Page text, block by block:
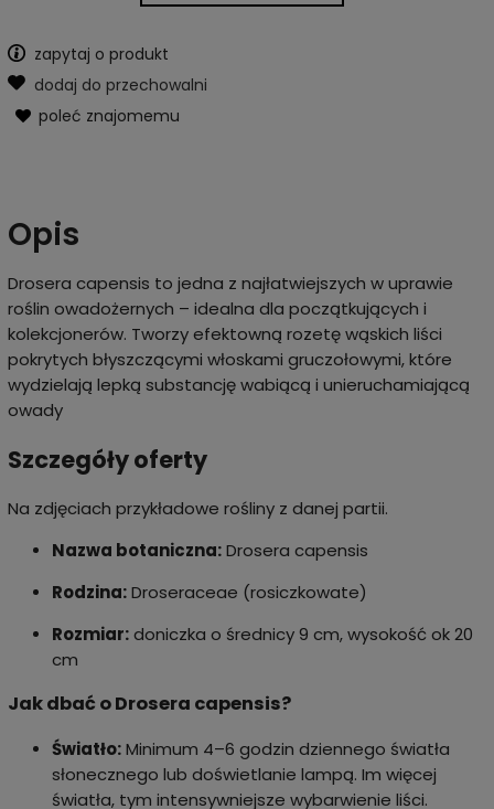
zapytaj o produkt
dodaj do przechowalni
poleć znajomemu
Opis
Drosera capensis to jedna z najłatwiejszych w uprawie
roślin owadożernych – idealna dla początkujących i
kolekcjonerów. Tworzy efektowną rozetę wąskich liści
pokrytych błyszczącymi włoskami gruczołowymi, które
wydzielają lepką substancję wabiącą i unieruchamiającą
owady
Szczegóły oferty
Na zdjęciach przykładowe rośliny z danej partii.
Nazwa botaniczna:Drosera capensis
Rodzina:Droseraceae (rosiczkowate)
Rozmiar:doniczka o średnicy 9 cm, wysokość ok 20
cm
Jak dbać o Drosera capensis?
Światło:Minimum 4–6 godzin dziennego światła
słonecznego lub doświetlanie lampą. Im więcej
światła, tym intensywniejsze wybarwienie liści.